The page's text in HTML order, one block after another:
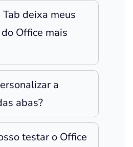
Tab deixa meus
Office mais
a
abas?
testar o Office